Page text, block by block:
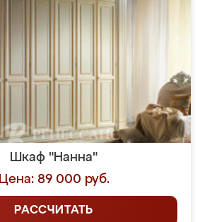
Шкаф "Нанна"
Цена: 89 000 руб.
РАССЧИТАТЬ